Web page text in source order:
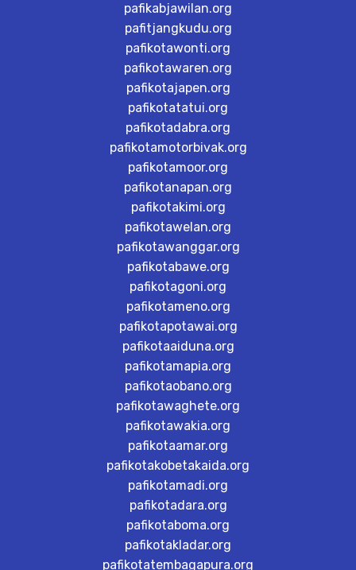
pafikabjawilan.org
pafitjangkudu.org
pafikotawonti.org
pafikotawaren.org
pafikotajapen.org
pafikotatatui.org
pafikotadabra.org
pafikotamotorbivak.org
pafikotamoor.org
pafikotanapan.org
pafikotakimi.org
pafikotawelan.org
pafikotawanggar.org
pafikotabawe.org
pafikotagoni.org
pafikotameno.org
pafikotapotawai.org
pafikotaaiduna.org
pafikotamapia.org
pafikotaobano.org
pafikotawaghete.org
pafikotawakia.org
pafikotaamar.org
pafikotakobetakaida.org
pafikotamadi.org
pafikotadara.org
pafikotaboma.org
pafikotakladar.org
pafikotatembagapura.org